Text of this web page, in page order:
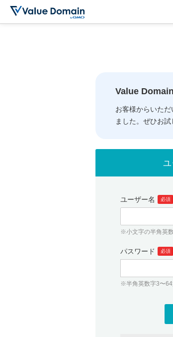
Value
お客様からいた
ました。ぜひお
ユーザー名 必須
※小文字の半角英
パスワード 必須
※半角英数字3〜64